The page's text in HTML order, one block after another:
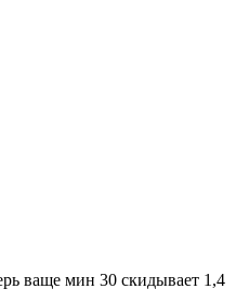
ваще мин 30 скидывает 1,4